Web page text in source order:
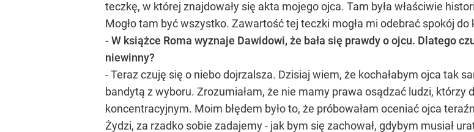
teczkę, w której znajdowały się akta mojego ojca. Tam była właściwie
Mogło tam być wszystko. Zawartość tej teczki mogła mi odebrać spokój
- W książce Roma wyznaje Dawidowi, że bała się prawdy o ojcu. Dlatego
niewinny?
- Teraz czuję się o niebo dojrzalsza. Dzisiaj wiem, że kochałabym ojca tak
bandytą z wyboru. Zrozumiałam, że nie mamy prawa osądzać ludzi,
koncentracyjnym. Moim błędem było to, że próbowałam oceniać ojca
Żydzi, za rzadko sobie zadajemy - jak bym się zachował, gdybym musiał